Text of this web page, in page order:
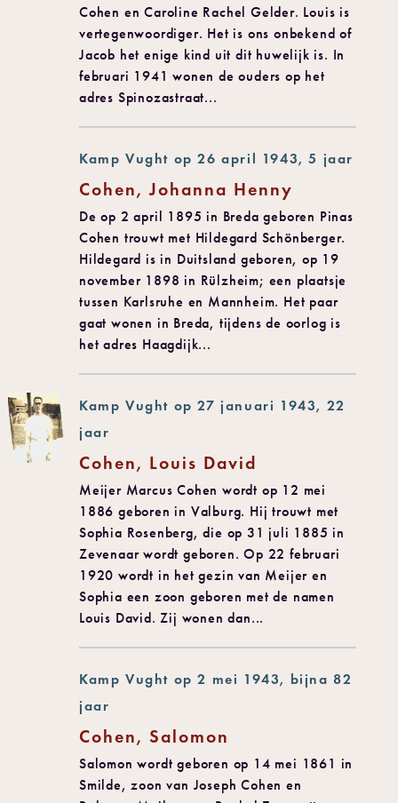
Cohen en Caroline Rachel Gelder. Louis is
vertegenwoordiger. Het is ons onbekend of
Jacob het enige kind uit dit huwelijk is. In
februari 1941 wonen de ouders op het
adres Spinozastraat...
Kamp Vught op 26 april 1943, 5 jaar
Cohen, Johanna Henny
De op 2 april 1895 in Breda geboren Pinas
Cohen trouwt met Hildegard Schönberger.
Hildegard is in Duitsland geboren, op 19
november 1898 in Rülzheim; een plaatsje
tussen Karlsruhe en Mannheim. Het paar
gaat wonen in Breda, tijdens de oorlog is
het adres Haagdijk...
Kamp Vught op 27 januari 1943, 22
jaar
Cohen, Louis David
Meijer Marcus Cohen wordt op 12 mei
1886 geboren in Valburg. Hij trouwt met
Sophia Rosenberg, die op 31 juli 1885 in
Zevenaar wordt geboren. Op 22 februari
1920 wordt in het gezin van Meijer en
Sophia een zoon geboren met de namen
Louis David. Zij wonen dan...
Kamp Vught op 2 mei 1943, bijna 82
jaar
Cohen, Salomon
Salomon wordt geboren op 14 mei 1861 in
Smilde, zoon van Joseph Cohen en